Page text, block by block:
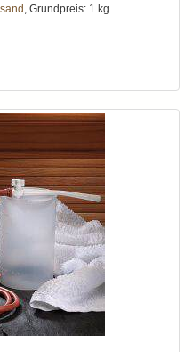
, Grundpreis: 1 kg